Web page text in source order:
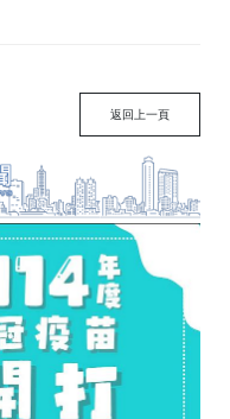
返回上一頁